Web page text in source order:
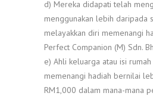
d) Mereka didapati telah
menggunakan lebih daripada
melayakkan diri memenangi
Perfect Companion (M) Sdn.
e) Ahli keluarga atau isi
memenangi hadiah bernilai
RM1,000 dalam mana-mana